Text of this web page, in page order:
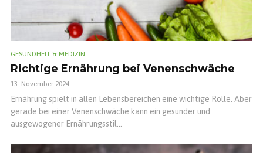
GESUNDHEIT & MEDIZIN
Richtige Ernährung bei Venenschwäche
13. November 2024
Ernährung spielt in allen Lebensbereichen eine wichtige Rolle. Aber
gerade bei einer Venenschwäche kann ein gesunder und
ausgewogener Ernährungsstil...